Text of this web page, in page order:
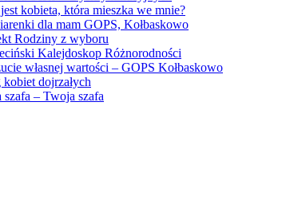
kobieta, która mieszka we mnie?
dla mam GOPS, Kołbaskowo
Rodziny z wyboru
Kalejdoskop Różnorodności
własnej wartości – GOPS Kołbaskowo
dojrzałych
– Twoja szafa